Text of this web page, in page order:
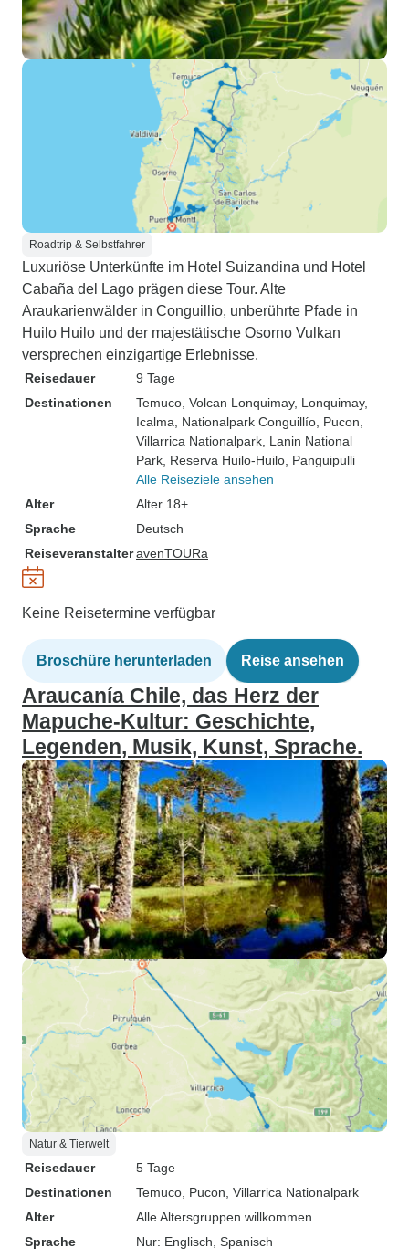
Roadtrip & Selbstfahrer
Luxuriöse Unterkünfte im Hotel Suizandina und Hotel
Cabaña del Lago prägen diese Tour. Alte
Araukarienwälder in Conguillio, unberührte Pfade in
Huilo Huilo und der majestätische Osorno Vulkan
versprechen einzigartige Erlebnisse.
Reisedauer
9 Tage
Destinationen
Temuco , Volcan Lonquimay, Lonquimay,
Icalma , Nationalpark Conguillío , Pucon
Villarrica Nationalpark , Lanin National
Park , Reserva Huilo-Huilo , Panguipulli
Alle Reiseziele ansehen
Alter
Alter 18+
Sprache
Deutsch
ReiseveranstalteravenTOURa
Keine Reisetermine verfügbar
Broschüre herunterladen Reise ansehen
Araucanía Chile, das Herz der
Mapuche-Kultur: Geschichte,
Legenden, Musik, Kunst, Sprache.
Natur & Tierwelt
Reisedauer
5 Tage
Destinationen
Temuco , Pucon , Villarrica Nationalpark
Alter
Alle Altersgruppen willkommen
Sprache
Nur: Englisch, Spanisch